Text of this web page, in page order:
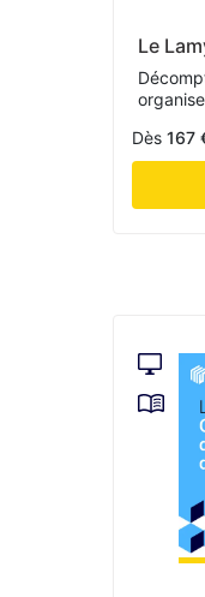
Le
Dès 167